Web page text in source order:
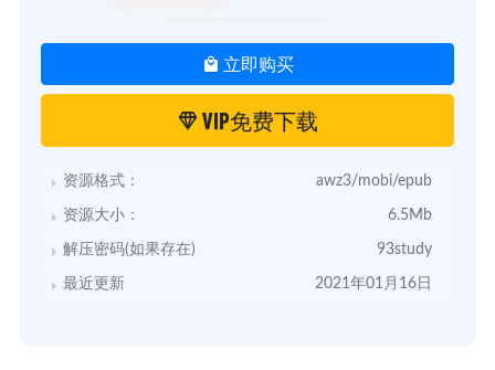
立即购买
VIP免费下载
资源格式： awz3/mobi/epub
资源大小： 6.5Mb
解压密码(如果存在) 93study
最近更新 2021年01月16日